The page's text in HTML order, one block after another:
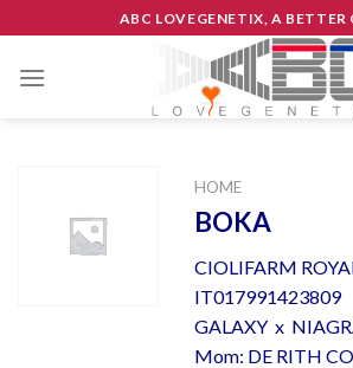
to
content
ABC LOVEGENETIX, A BETTER
HOME
BOKA
CIOLIFARM
IT017991423809
GALAXY x
Mom: DE RITH